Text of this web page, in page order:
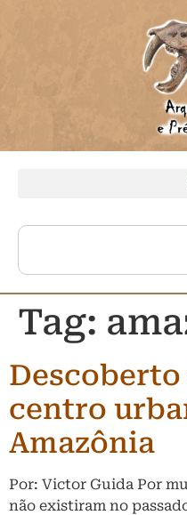
Tag:
centro
Amazônia
Por: Victor Guida Por
não existiram no